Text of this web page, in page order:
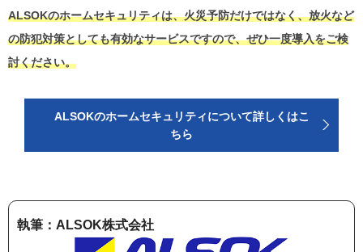
ALSOKのホームセキュリティは、火災予防だけではなく、放火など
の防犯対策としても有効なサービスですので、ぜひ一度導入をご検
討ください。
ALSOKのホームセキュリティについて詳しくはこ
ちら
執筆：ALSOK株式会社